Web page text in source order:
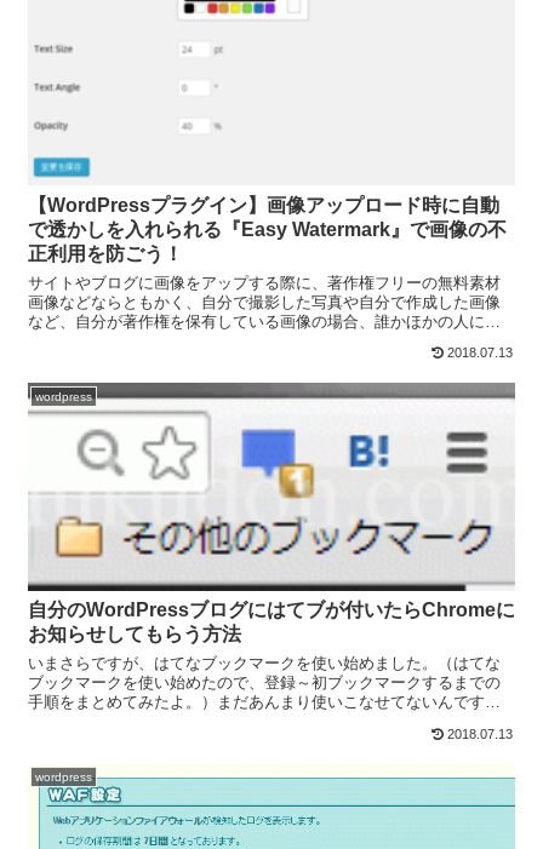
【WordPressプラグイン】画像アップロード時に自動
で透かしを入れられる『Easy Watermark』で画像の不
正利用を防ごう！
サイトやブログに画像をアップする際に、著作権フリーの無料素材
画像などならともかく、自分で撮影した写真や自分で作成した画像
など、自分が著作権を保有している画像の場合、誰かほかの人に不
2018.07.13
wordpress
自分のWordPressブログにはてブが付いたらChromeに
お知らせしてもらう方法
いまさらですが、はてなブックマークを使い始めました。（はてな
ブックマークを使い始めたので、登録～初ブックマークするまでの
手順をまとめてみたよ。）まだあんまり使いこなせてないんです
2018.07.13
wordpress